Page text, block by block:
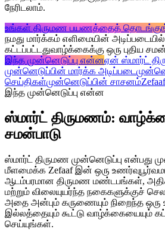
நேரிடலாம்.
உங்கள் திருமண பயணத்தைத்
நமது மார்க்கம் எளிமையின் அடிப்படையில்
கட்டப்பட்டதுவாழ்க்கைக்கு ஒரு புதிய
இந்த முன்னெடுப்பு என்னஏன் ஸ்மார்ட்
முன்னெடுப்பின் மார்க்க அடிப்படை
செய்திகள்முன்னெடுப்பின் சாசனம்
இந்த முன்னெடுப்பு என்ன
ஸ்மார்ட் திருமணம்:
சமன்பாடு
ஸ்மார்ட் திருமண முன்னெடுப்பு என்பது
மீளமைக்க Zefaaf இன் ஒரு
ஆடம்பரமான திருமண மண்டபங்கள்,
மற்றும் விலையுயர்ந்த நகைகளுக்குச்
அதை அன்பும் கருணையும் நிறைந்த
இல்லத்தையும் கூட்டு வாழ்க்கையையும்
செய்யுங்கள்.